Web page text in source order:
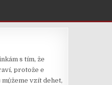
s tím, že
protože e
vzít dehet,